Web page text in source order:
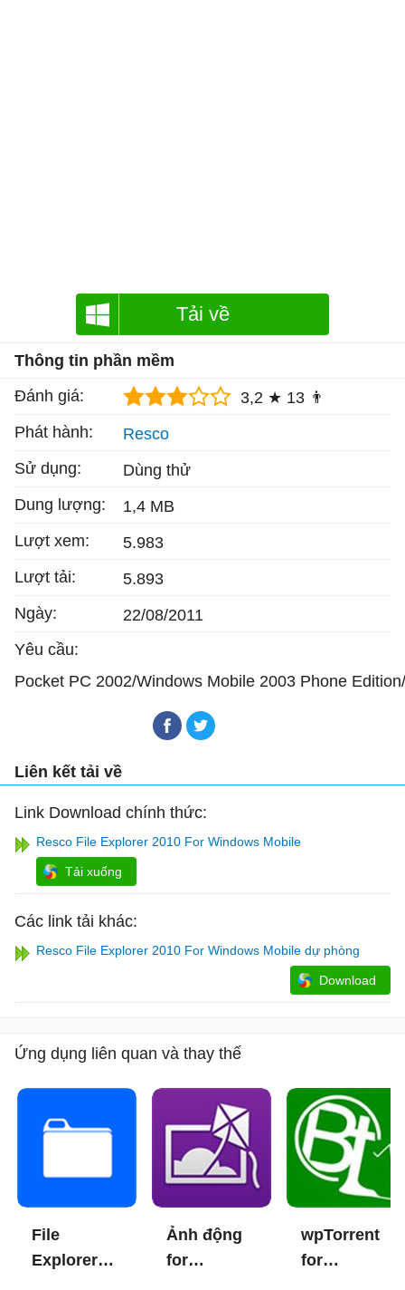
Tải về
Thông tin phần mềm
Đánh giá:
3,2 ★ 13 👨
Phát hành:
Resco
Sử dụng:
Dùng thử
Dung lượng:
1,4 MB
Lượt xem:
5.983
Lượt tải:
5.893
Ngày:
22/08/2011
Yêu cầu:
Pocket PC 2002/Windows Mobile 2003 Phone
Liên kết tải về
Link Download chính thức:
Resco File Explorer 2010 For Windows Mobile
Tải xuống
Các link tải khác:
Resco File Explorer 2010 For Windows Mobile dự phòng
Download
Ứng dụng liên quan và thay thế
File
Explorer
Ảnh động
for
wpTorrent
for